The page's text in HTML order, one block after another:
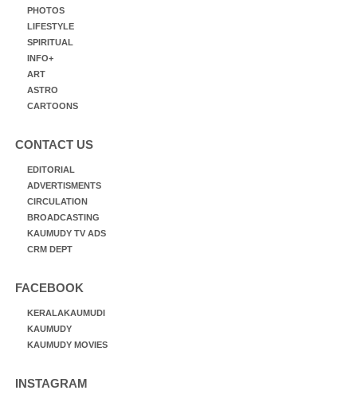
PHOTOS
LIFESTYLE
SPIRITUAL
INFO+
ART
ASTRO
CARTOONS
CONTACT US
EDITORIAL
ADVERTISMENTS
CIRCULATION
BROADCASTING
KAUMUDY TV ADS
CRM DEPT
FACEBOOK
KERALAKAUMUDI
KAUMUDY
KAUMUDY MOVIES
INSTAGRAM